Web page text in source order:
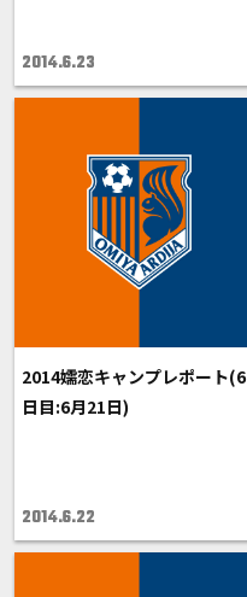
2014.6.23
2014嬬恋キャンプレポート(6
日目:6月21日)
2014.6.22